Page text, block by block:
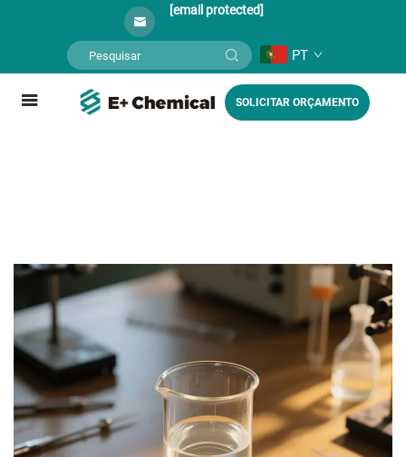
[email protected]
PT
SOLICITAR ORÇAMENTO